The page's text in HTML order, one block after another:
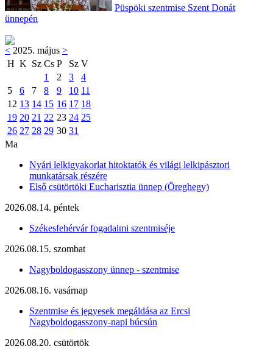
Püspöki szentmise Szent Donát
ünnepén
< 2025. május >
H K Sz Cs P Sz V
1
2 3
4
5
6 7 8 9 10 11
12 13 14 15 16 17 18
19 20 21 22 23 24 25
26 27 28 29 30 31
Ma
Nyári lelkigyakorlat hitoktatók és világi lelkipásztori
munkatársak részére
Első csütörtöki Eucharisztia ünnep (Öreghegy)
2026.08.14. péntek
Székesfehérvár fogadalmi szentmiséje
2026.08.15. szombat
Nagyboldogasszony ünnep - szentmise
2026.08.16. vasárnap
Szentmise és jegyesek megáldása az Ercsi
Nagyboldogasszony-napi búcsún
2026.08.20. csütörtök